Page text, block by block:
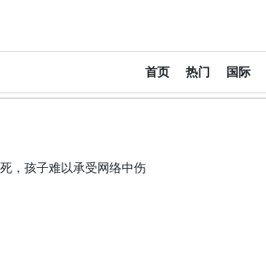
大
中
首页 热门 国际
，孩子难以承受网络中伤